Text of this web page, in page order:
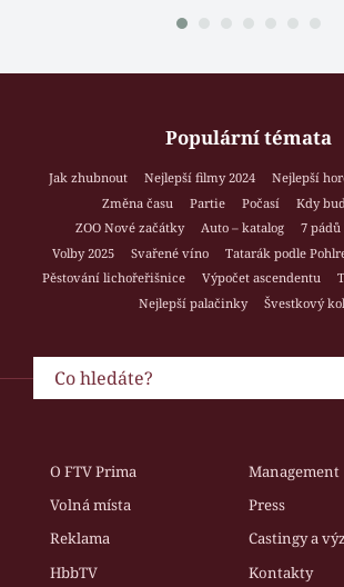
Populární témata
Jak zhubnout Nejlepší filmy 2024 Nejlepší
Změna času
Partie Počasí
Kdy
ZOO Nové začátky
Auto – katalog
7 pádů
Volby 2025
Svařené víno Tatarák podle
Pěstování lichořeřišnice
Výpočet ascendentu
Nejlepší palačinky
Švestkový
O FTV Prima
Management
Volná místa
Press
Reklama
Castingy a
HbbTV
Kontakty